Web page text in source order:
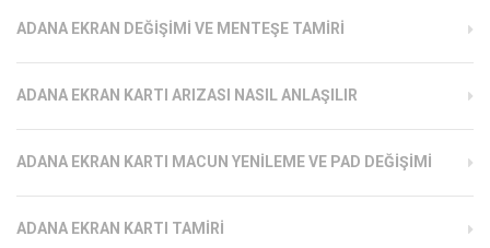
ADANA EKRAN DEĞIŞIMI VE MENTEŞE TAMIRI
ADANA EKRAN KARTI ARIZASI NASIL ANLAŞILIR
ADANA EKRAN KARTI MACUN YENILEME VE PAD DEĞIŞIMI
ADANA EKRAN KARTI TAMIRI